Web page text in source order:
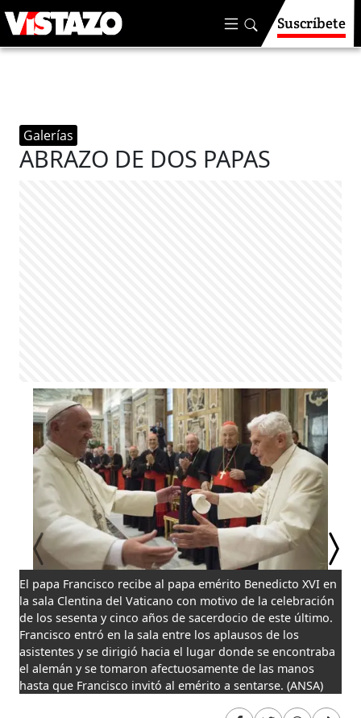
Suscríbete
Galerías
ABRAZO DE DOS PAPAS
El papa Francisco recibe al papa emérito Benedicto XVI en
la sala Clentina del Vaticano con motivo de la celebración
de los sesenta y cinco años de sacerdocio de este último.
Francisco entró en la sala entre los aplausos de los
asistentes y se dirigió hacia el lugar donde se encontraba
el alemán y se tomaron afectuosamente de las manos
hasta que Francisco invitó al emérito a sentarse. (ANSA)